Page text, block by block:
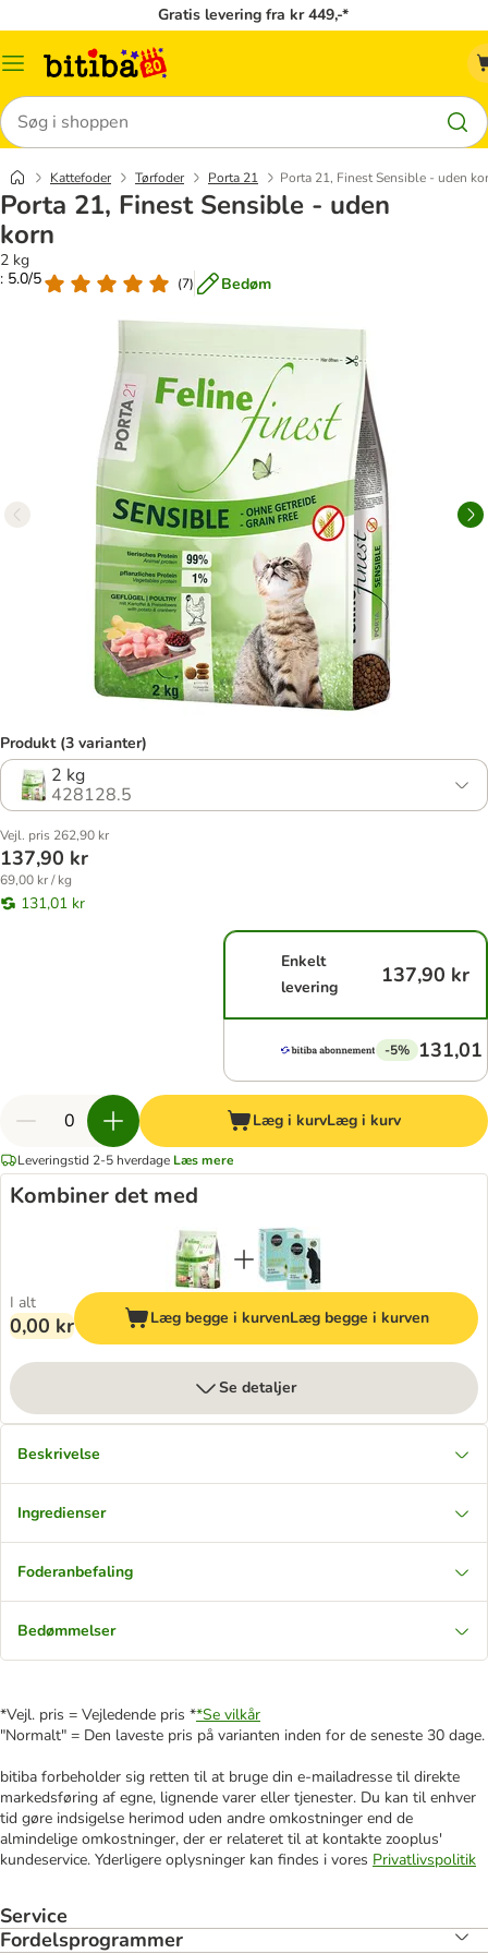
Gratis levering fra kr 449,-*
Menu
Søg
Kattefoder Tørfoder Porta 21 Porta 21, Finest Sensible - uden
Porta 21, Finest Sensible - uden
korn
2 kg
: 5.0/5
(7) Bedøm
Produkt (3 varianter)
2 kg
428128.5
Vejl. pris 262,90 kr
137,90 kr
69,00 kr / kg
131,01 kr
Enkelt
levering
137,90 kr
-5% 131,01
Læg i kurvLæg i kurv
Leveringstid 2-5 hverdage Læs mere
Kombiner det med
I alt
0,00 kr Læg begge i kurvenLæg begge i kurven
Se detaljer
Beskrivelse
Ingredienser
Foderanbefaling
Bedømmelser
*Vejl. pris = Vejledende pris **Se vilkår
"Normalt" = Den laveste pris på varianten inden for de seneste 30 dage.
bitiba forbeholder sig retten til at bruge din e-mailadresse til direkte
markedsføring af egne, lignende varer eller tjenester. Du kan til enhver
tid gøre indsigelse herimod uden andre omkostninger end de
almindelige omkostninger, der er relateret til at kontakte zooplus'
kundeservice. Yderligere oplysninger kan findes i vores Privatlivspolitik
Service
Fordelsprogrammer